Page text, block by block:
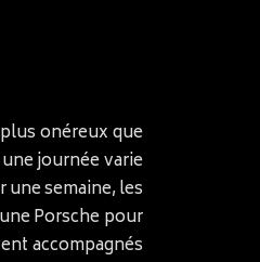
onéreux que
journée varie
une semaine, les
Porsche pour
accompagnés